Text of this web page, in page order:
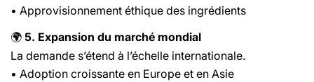
• Approvisionnement éthique des ingrédients
🌍 5. Expansion du marché mondial
La demande s’étend à l’échelle internationale.
• Adoption croissante en Europe et en Asie